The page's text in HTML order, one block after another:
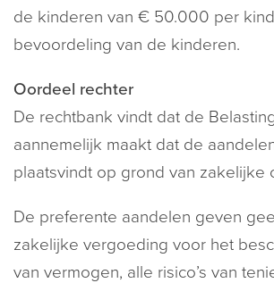
de kinderen van € 50.000 per
bevoordeling van de kinderen.
Oordeel rechter
De rechtbank vindt dat de
aannemelijk maakt dat de
plaatsvindt op grond van zakelijke
De preferente aandelen geven
zakelijke vergoeding voor het
van vermogen, alle risico’s van